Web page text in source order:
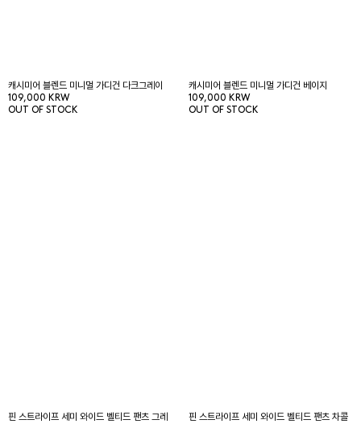
캐시미어 블렌드 미니멀 가디건 다크그레이
109,000 KRW
OUT OF STOCK
캐시미어 블렌드 미니멀 가디건 베이지
109,000 KRW
OUT OF STOCK
핀 스트라이프 세미 와이드 벨티드 팬츠 그레
핀 스트라이프 세미 와이드 벨티드 팬츠 차콜